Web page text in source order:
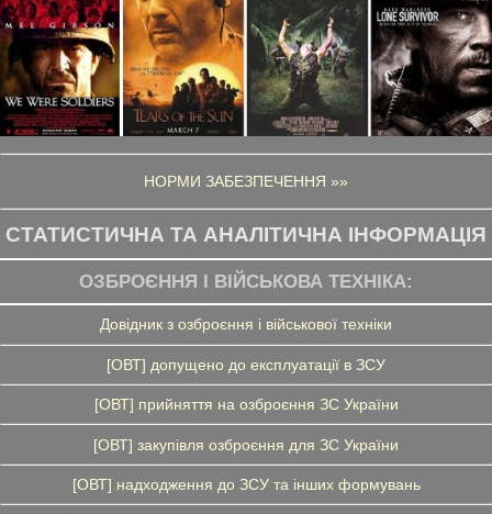
НОРМИ ЗАБЕЗПЕЧЕННЯ »»
СТАТИСТИЧНА ТА АНАЛІТИЧНА ІНФОРМАЦІЯ
ОЗБРОЄННЯ І ВІЙСЬКОВА ТЕХНІКА:
Довідник з озброєння і військової техніки
[ОВТ] допущено до експлуатації в ЗСУ
[ОВТ] прийняття на озброєння ЗС України
[ОВТ] закупівля озброєння для ЗС України
[ОВТ] надходження до ЗСУ та інших формувань